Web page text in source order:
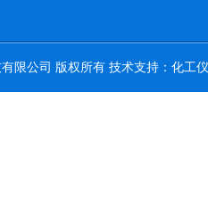
限公司 版权所有 技术支持： 化工